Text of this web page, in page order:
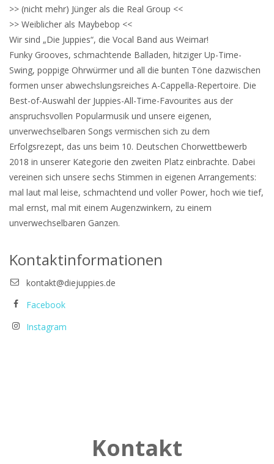
>> (nicht mehr) Jünger als die Real Group <<
>> Weiblicher als Maybebop <<
Wir sind „Die Juppies“, die Vocal Band aus Weimar!
Funky Grooves, schmachtende Balladen, hitziger Up-Time-
Swing, poppige Ohrwürmer und all die bunten Töne dazwischen
formen unser abwechslungsreiches A-Cappella-Repertoire. Die
Best-of-Auswahl der Juppies-All-Time-Favourites aus der
anspruchsvollen Popularmusik und unsere eigenen,
unverwechselbaren Songs vermischen sich zu dem
Erfolgsrezept, das uns beim 10. Deutschen Chorwettbewerb
2018 in unserer Kategorie den zweiten Platz einbrachte. Dabei
vereinen sich unsere sechs Stimmen in eigenen Arrangements:
mal laut mal leise, schmachtend und voller Power, hoch wie tief,
mal ernst, mal mit einem Augenzwinkern, zu einem
unverwechselbaren Ganzen.
Kontaktinformationen
kontakt@diejuppies.de
Facebook
Instagram
Kontakt